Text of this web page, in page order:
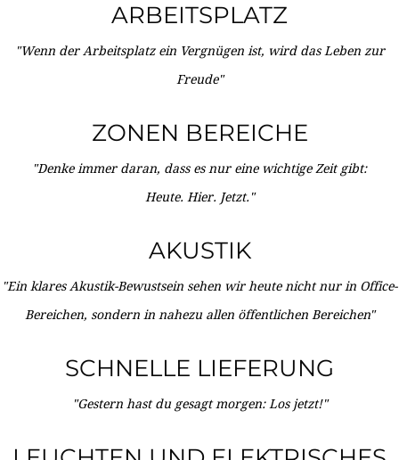
ARBEITSPLATZ
"Wenn der Arbeitsplatz ein Vergnügen ist, wird das Leben zur
Freude"
ZONEN BEREICHE
"Denke immer daran, dass es nur eine wichtige Zeit gibt:
Heute. Hier. Jetzt."
AKUSTIK
"Ein klares Akustik-Bewustsein sehen wir heute nicht nur in Office-
Bereichen, sondern in nahezu allen öffentlichen Bereichen"
SCHNELLE LIEFERUNG
"Gestern hast du gesagt morgen: Los jetzt!"